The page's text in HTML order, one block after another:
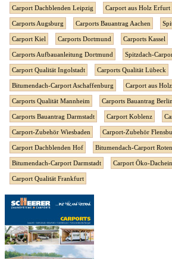
Carport Dachblenden Leipzig Carport aus Holz Erfurt
Carports Augsburg Carports Bauantrag Aachen
Carport Kiel Carports Dortmund Carports Kassel
Carports Aufbauanleitung Dortmund Spitzdach-
Carport Qualität Ingolstadt Carports Qualität Lübeck
Bitumendach-Carport Aschaffenburg Carport aus
Carports Qualität Mannheim Carports Bauantrag Berlin
Carports Bauantrag Darmstadt Carport Koblenz
Carport-Zubehör Wiesbaden Carport-Zubehör
Carport Dachblenden Hof Bitumendach-Carport
Bitumendach-Carport Darmstadt Carport Öko-
Carport Qualität Frankfurt